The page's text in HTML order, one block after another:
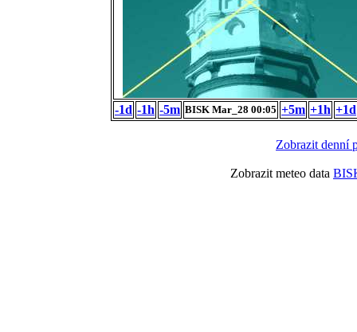
-1d -1h -5m BISK Mar_28 00:05 +5m +1h +1d
Zobrazit denní
Zobrazit meteo data